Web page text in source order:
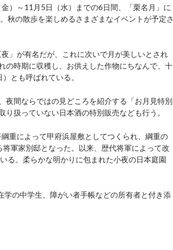
）～11月5日（水）までの6日間、「栗名月」に
秋の散歩を楽しめるさまざまなイベントが予定さ
」が有名だが、これに次いで月が美しいとされ
の時期に収穫し、お供えした作物にちなんで、十
とも呼ばれている。
間ならではの見どころを紹介する「お月見特別
扱っていない日本酒の特別販売なども行う。
重によって甲府浜屋敷としてつくられ、綱重の
軍家別邸となった。以来、歴代将軍によって改
る。柔らかな明かりに包まれた小夜の日本庭園
の中学生、障がい者手帳などの所有者と付き添